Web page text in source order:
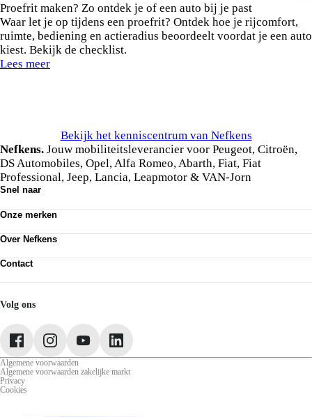
Proefrit maken? Zo ontdek je of een auto bij je past
Waar let je op tijdens een proefrit? Ontdek hoe je rijcomfort,
ruimte, bediening en actieradius beoordeelt voordat je een auto
kiest. Bekijk de checklist.
Lees meer
Bekijk het kenniscentrum van Nefkens
Nefkens. Jouw mobiliteitsleverancier voor Peugeot, Citroën,
DS Automobiles, Opel, Alfa Romeo, Abarth, Fiat, Fiat
Professional, Jeep, Lancia, Leapmotor & VAN-Jorn
Snel naar
Werkplaatsafspraak maken
Acties
Onze merken
Citroën
Opel
Fiat Professional
Leapmotor
Over Nefkens
Vrienden van Nefkens
Nieuws
Contact
Nefkens Emil Frey Schadeservice
Volg ons
Algemene voorwaarden
Algemene voorwaarden zakelijke markt
Privacy
Cookies